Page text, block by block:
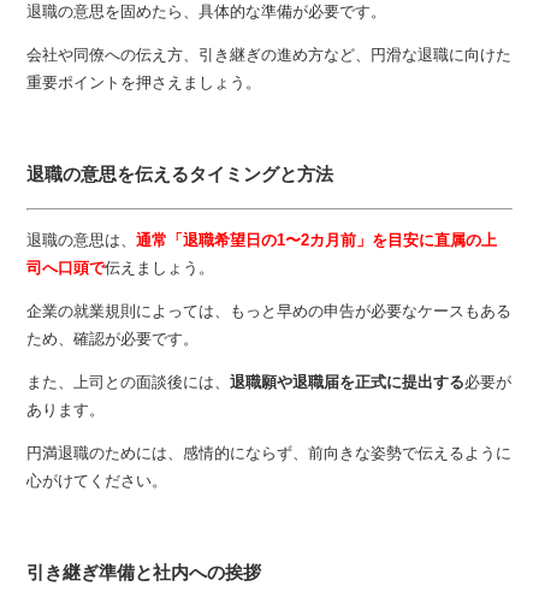
退職の意思を固めたら、具体的な準備が必要です。
会社や同僚への伝え方、引き継ぎの進め方など、円滑な退職に向けた
重要ポイントを押さえましょう。
退職の意思を伝えるタイミングと方法
退職の意思は、通常「退職希望日の1〜2カ月前」を目安に直属の上
司へ口頭で伝えましょう。
企業の就業規則によっては、もっと早めの申告が必要なケースもある
ため、確認が必要です。
また、上司との面談後には、退職願や退職届を正式に提出する必要が
あります。
円満退職のためには、感情的にならず、前向きな姿勢で伝えるように
心がけてください。
引き継ぎ準備と社内への挨拶